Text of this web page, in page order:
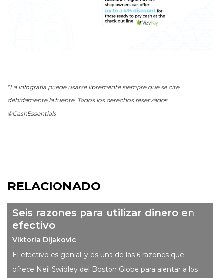
*La infografía puede usarse libremente siempre que se cite
debidamente la fuente. Todos los derechos reservados
©CashEssentials
RELACIONADO
Seis razones para utilizar dinero en
efectivo
Viktoria Dijakovic
El efectivo es genial, y es una de las 6 razones que
ofrece Neil Swidley del Boston Globe para alentar a los